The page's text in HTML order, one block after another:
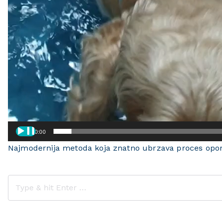
00:00
Najmodernija metoda koja znatno ubrzava proces